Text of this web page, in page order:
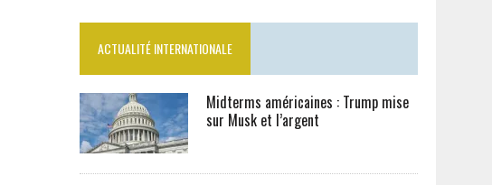
ACTUALITÉ INTERNATIONALE
Midterms américaines : Trump mise
sur Musk et l’argent